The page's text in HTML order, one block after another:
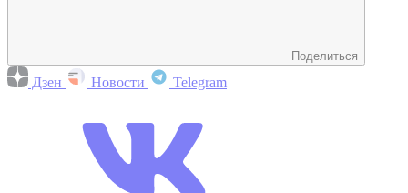
Поделиться
Дзен Новости Telegram